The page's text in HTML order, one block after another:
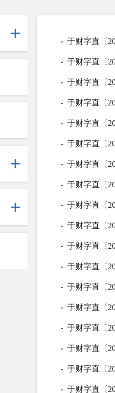
▪ 于财字直〔
▪ 于财字直〔
▪ 于财字直〔
▪ 于财字直〔
▪ 于财字直〔
▪ 于财字直〔
▪ 于财字直〔
▪ 于财字直〔
▪ 于财字直〔
▪ 于财字直〔
▪ 于财字直〔
▪ 于财字直〔
▪ 于财字直〔
▪ 于财字直〔
▪ 于财字直〔
▪ 于财字直〔
▪ 于财字直〔
▪ 于财字直〔